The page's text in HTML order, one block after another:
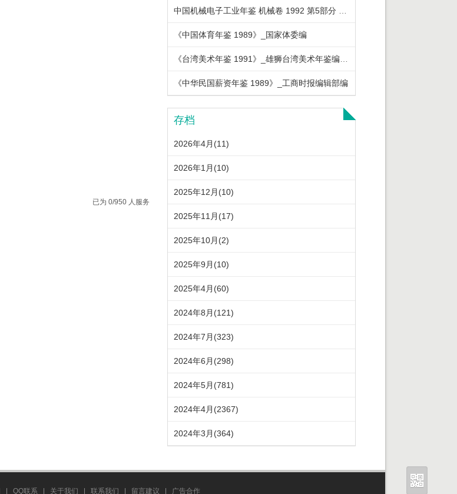
已为 0/950 人服务
中国机械电子工业年鉴 机械卷 1992 第5部分 机械工业优质产品及节能产品
《中国体育年鉴 1989》_国家体委编
《台湾美术年鉴 1991》_雄狮台湾美术年鉴编辑委员会编著
《中华民国薪资年鉴 1989》_工商时报编辑部编
存档
2026年4月(11)
2026年1月(10)
2025年12月(10)
2025年11月(17)
2025年10月(2)
2025年9月(10)
2025年4月(60)
2024年8月(121)
2024年7月(323)
2024年6月(298)
2024年5月(781)
2024年4月(2367)
2024年3月(364)
QQ联系 关于我们 联系我们 留言建议 广告合作